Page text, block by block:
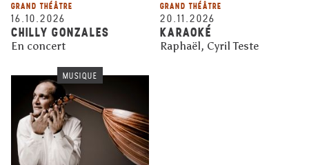
GRAND THÉÂTRE
16.10.2026
CHILLY GONZALES
En concert
GRAND THÉÂTRE
20.11.2026
KARAOKÉ
Raphaël, Cyril Teste
MUSIQUE